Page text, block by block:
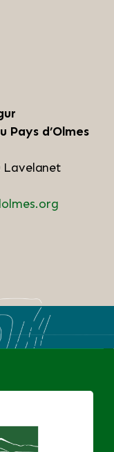
Pays d’Olmes
Lavelanet